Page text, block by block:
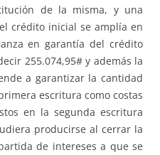
de la misma, y una
crédito inicial se amplía en
en garantía del crédito
255.074,95# y además la
a garantizar la cantidad
escritura como costas
en la segunda escritura
producirse al cerrar la
de intereses a que se